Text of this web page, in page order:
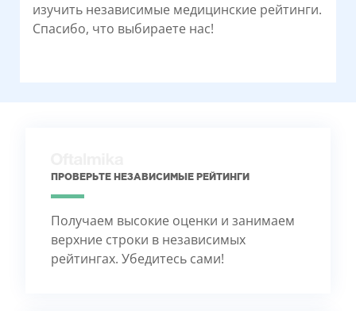
изучить независимые медицинские рейтинги.
Спасибо, что выбираете нас!
ПРОВЕРЬТЕ НЕЗАВИСИМЫЕ РЕЙТИНГИ
Получаем высокие оценки и занимаем
верхние строки в независимых
рейтингах. Убедитесь сами!